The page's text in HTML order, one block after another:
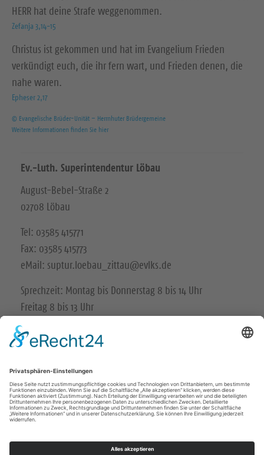
HERR hat deine Strafe weggenommen.
Zefanja 3,14-15
Christus ist gekommen und hat im Evangelium Frieden
verkündigt euch, die ihr fern wart, und Frieden denen, die
nahe waren.
Epheser 2,17
© Evangelische Brüder-Unität – Herrnhuter Brüdergemeine
Weitere Informationen finden Sie hier
Ev.-Luth. Superintendentur Löbau
August-Bebel-Straße 2
02708 Löbau
Tel: 03585 415771
Fax: 03585 415773
eMail: suptur.loebau_zittau@evlks.de
Sprechzeit: Montag bis Donnerstag 8 bis 14 Uhr
Freitag 8 bis 13 Uhr